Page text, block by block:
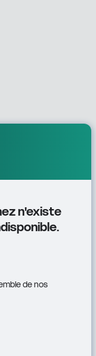
n'existe
de nos